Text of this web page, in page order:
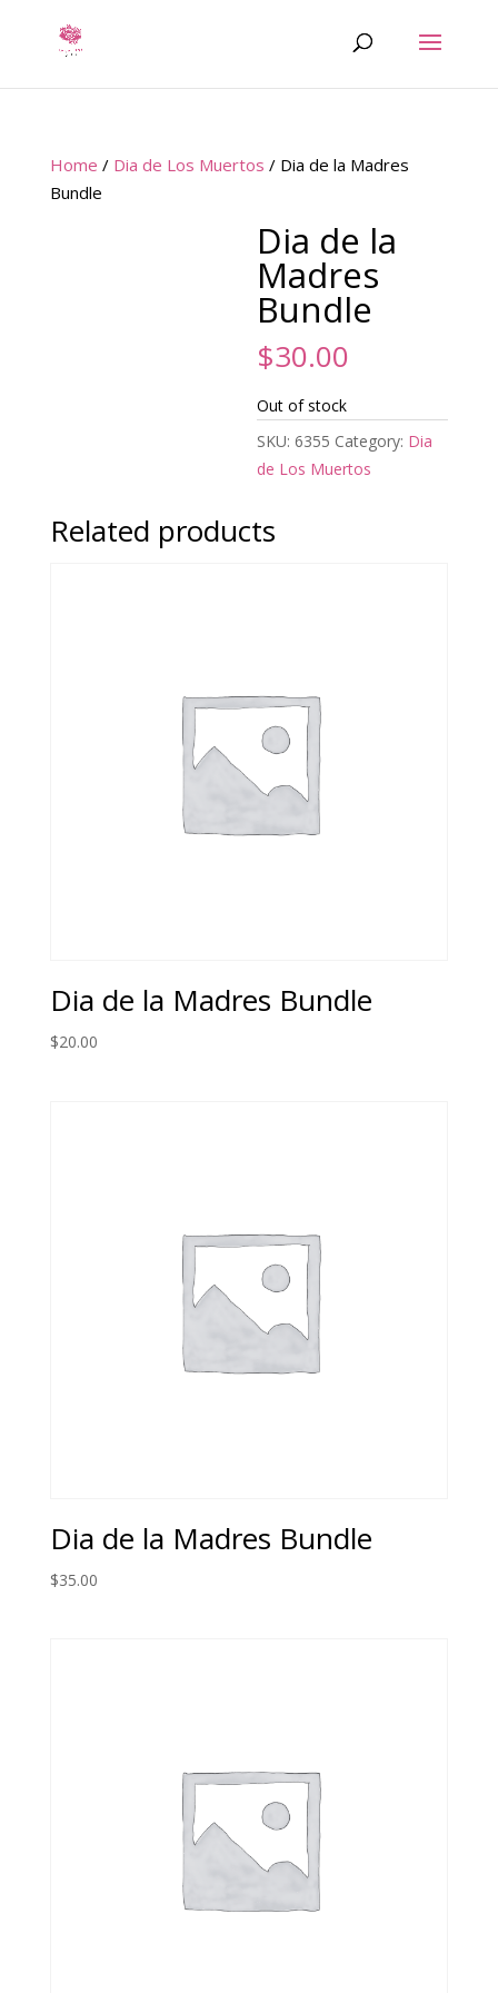
Home / Dia de Los Muertos / Dia de la Madres
Bundle
Dia de la
Madres
Bundle
$30.00
Out of stock
SKU:6355 Category: Dia
de Los Muertos
Related products
Dia de la Madres Bundle
$20.00
Dia de la Madres Bundle
$35.00